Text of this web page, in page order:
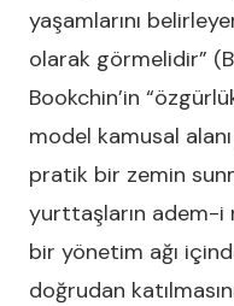
yaşamlarını
olarak görmelidir”
Bookchin’in
model kamusal
pratik bir zemin
yurttaşların adem-i
bir yönetim ağı
doğrudan